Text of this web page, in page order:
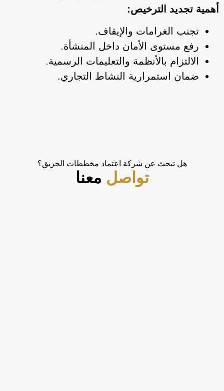
أهمية تجديد الترخيص:
تجنب الغرامات والإيقاف.
رفع مستوى الأمان داخل المنشأة.
الالتزام بالأنظمة والتعليمات الرسمية.
ضمان استمرارية النشاط التجاري.
هل تبحث عن شركة اعتماد مخططات الحريق؟
تواصل معنا